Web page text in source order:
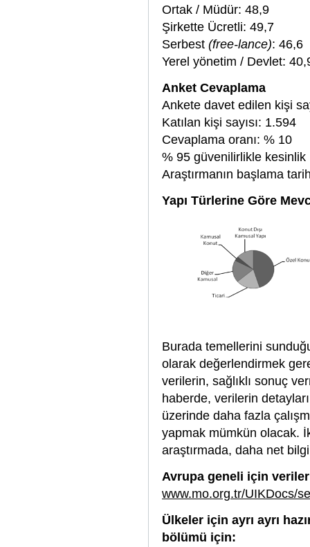
Ortak / Müdür: 48,9
Şirkette Ücretli: 49,7
Serbest (free-lance): 46,6
Yerel yönetim / Devlet:
Anket Cevaplama
Ankete davet edilen kişi
Katılan kişi sayısı: 1.594
Cevaplama oranı: % 10
% 95 güvenilirlikle kesinlik
Araştırmanın başlama
Yapı Türlerine Göre
Burada temellerini
olarak değerlendirmek
verilerin, sağlıklı sonuç
haberde, verilerin
üzerinde daha fazla
yapmak mümkün olacak.
araştırmada, daha net
Avrupa geneli için
www.mo.org.tr/UIKDocs/
Ülkeler için ayrı ayrı
bölümü için: